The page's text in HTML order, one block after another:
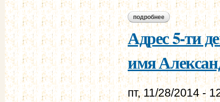
подробнее о указ «о
губерниях,
1861 г.» от 28
Адрес 5-ти
имя
пт, 11/28/2014 -